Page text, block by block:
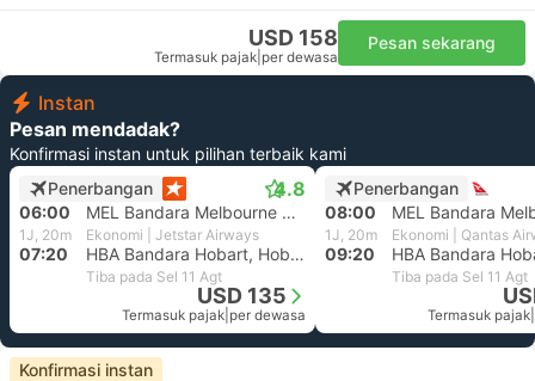
USD 158
Termasuk pajak per dewasa
Pesan sekarang
Instan
Pesan mendadak?
Konfirmasi instan untuk pilihan terbaik kami
Penerbangan
4.8
06:00 MEL Bandara Melbourne Australia
1J, 20m Ekonomi | Jetstar Airways
07:20 HBA Bandara Hobart, Hobart Tasmania
Tiba pada Sel 11 Agt
USD 135
Termasuk pajak per dewasa
Penerbangan
08:00
1J, 20m Ekonomi | Qantas
09:20
Tiba pada Sel 11 Agt
Termasuk pajak
Konfirmasi instan